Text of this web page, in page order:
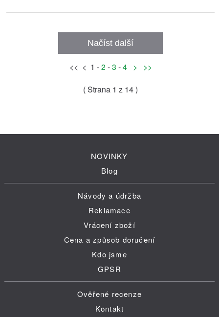
Načíst další
<< < 1 -2-3 -4 >
>>
( Strana 1 z 14 )
NOVINKY
Blog
Návody a údržba
Reklamace
Vrácení zboží
Cena a způsob doručení
Kdo jsme
GPSR
Ověřené recenze
Kontakt